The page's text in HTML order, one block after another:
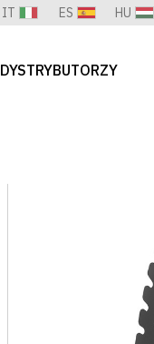
HU
ES
IT
DYSTRYBUTORZY